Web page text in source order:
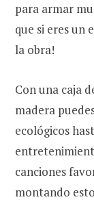
para armar
que si eres un
la obra!
Con una caja
madera
ecológicos
canciones
montando